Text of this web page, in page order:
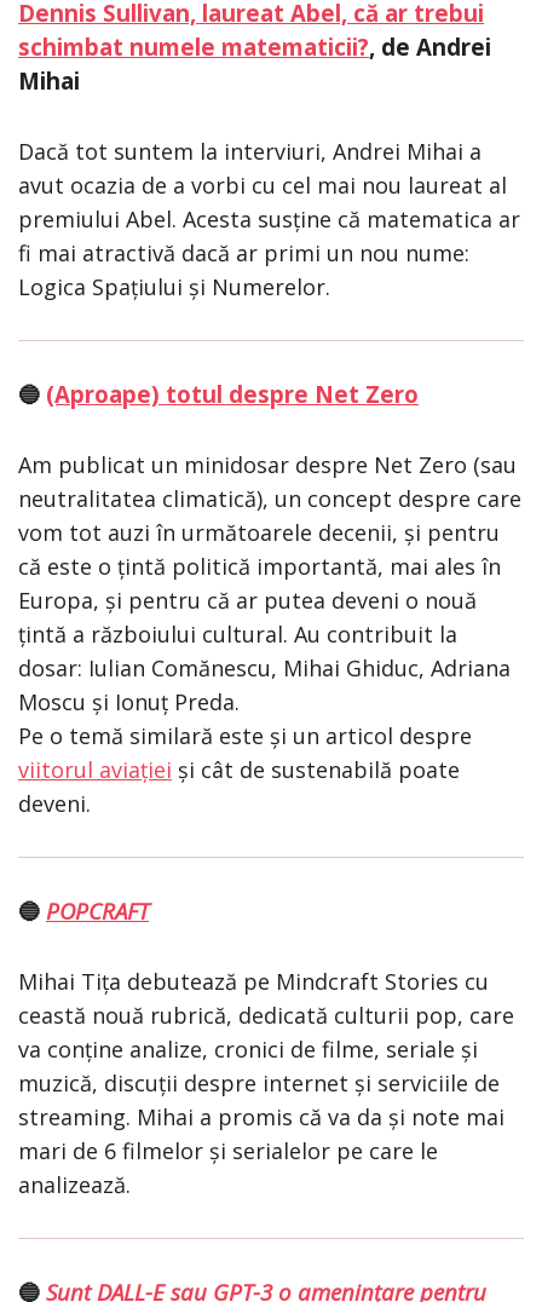
Dennis Sullivan, laureat Abel, că ar trebui
schimbat numele matematicii?, de Andrei
Mihai
Dacă tot suntem la interviuri, Andrei Mihai a
avut ocazia de a vorbi cu cel mai nou laureat al
premiului Abel. Acesta susține că matematica ar
fi mai atractivă dacă ar primi un nou nume:
Logica Spațiului și Numerelor.
🔵 (Aproape) totul despre Net Zero
Am publicat un minidosar despre Net Zero (sau
neutralitatea climatică), un concept despre care
vom tot auzi în următoarele decenii, și pentru
că este o țintă politică importantă, mai ales în
Europa, și pentru că ar putea deveni o nouă
țintă a războiului cultural. Au contribuit la
dosar: Iulian Comănescu, Mihai Ghiduc, Adriana
Moscu și Ionuț Preda.
Pe o temă similară este și un articol despre
viitorul aviației și cât de sustenabilă poate
deveni.
🔵 POPCRAFT
Mihai Tița debutează pe Mindcraft Stories cu
ceastă nouă rubrică, dedicată culturii pop, care
va conține analize, cronici de filme, seriale și
muzică, discuții despre internet și serviciile de
streaming. Mihai a promis că va da și note mai
mari de 6 filmelor și serialelor pe care le
analizează.
🔵 Sunt DALL-E sau GPT-3 o amenințare pentru